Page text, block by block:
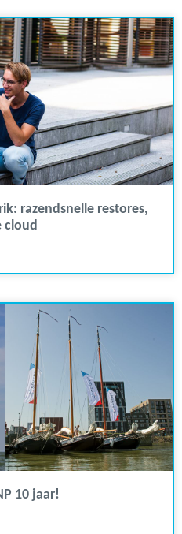
razendsnelle restores,
cloud
10 jaar!